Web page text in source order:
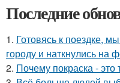
Последние
1. Готовясь к поездке,
городу и наткнулись на
2. Почему покраска -